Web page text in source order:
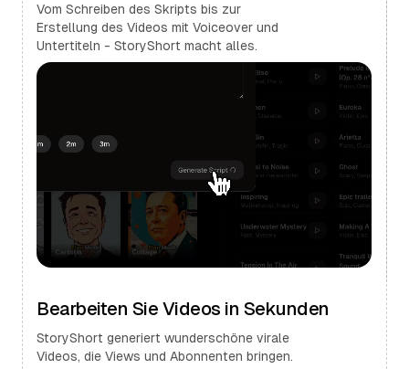
Vom Schreiben des Skripts bis zur
Erstellung des Videos mit Voiceover und
Untertiteln - StoryShort macht alles.
Bearbeiten Sie Videos in Sekunden
StoryShort generiert wunderschöne virale
Videos, die Views und Abonnenten bringen.